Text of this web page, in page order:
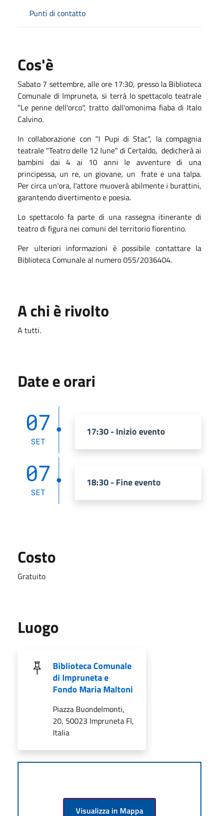
Punti di contatto
Cos'è
Sabato 7 settembre, alle ore 17:30, presso la Biblioteca
Comunale di Impruneta, si terrà lo spettacolo teatrale
"Le penne dell'orco", tratto dall'omonima fiaba di Italo
Calvino.
In collaborazione con "I Pupi di Stac", la compagnia
teatrale "Teatro delle 12 lune" di Certaldo, dedicherà ai
bambini dai 4 ai 10 anni le avventure di una
principessa, un re, un giovane, un frate e una talpa.
Per circa un'ora, l'attore muoverà abilmente i burattini,
garantendo divertimento e poesia.
Lo spettacolo fa parte di una rassegna itinerante di
teatro di figura nei comuni del territorio fiorentino.
Per ulteriori informazioni è possibile contattare la
Biblioteca Comunale al numero 055/2036404.
A chi è rivolto
A tutti.
Date e orari
07
SET
17:30 - Inizio evento
07
SET
18:30 - Fine evento
Costo
Gratuito
Luogo
Biblioteca Comunale
di Impruneta e
Fondo Maria Maltoni
Piazza Buondelmonti,
20, 50023 Impruneta FI,
Italia
Visualizza in Mappa